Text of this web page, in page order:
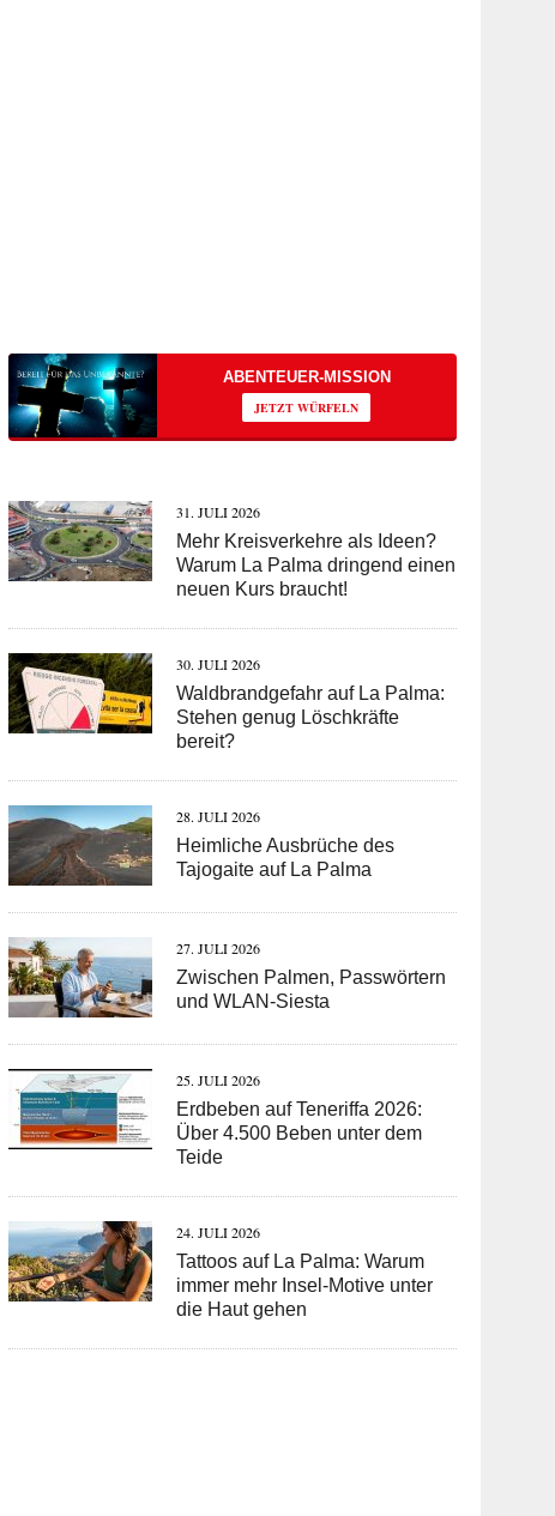
ABENTEUER-MISSION
JETZT WÜRFELN
31. JULI 2026
Mehr Kreisverkehre als Ideen?
Warum La Palma dringend einen
neuen Kurs braucht!
30. JULI 2026
Waldbrandgefahr auf La Palma:
Stehen genug Löschkräfte
bereit?
28. JULI 2026
Heimliche Ausbrüche des
Tajogaite auf La Palma
27. JULI 2026
Zwischen Palmen, Passwörtern
und WLAN-Siesta
25. JULI 2026
Erdbeben auf Teneriffa 2026:
Über 4.500 Beben unter dem
Teide
24. JULI 2026
Tattoos auf La Palma: Warum
immer mehr Insel-Motive unter
die Haut gehen